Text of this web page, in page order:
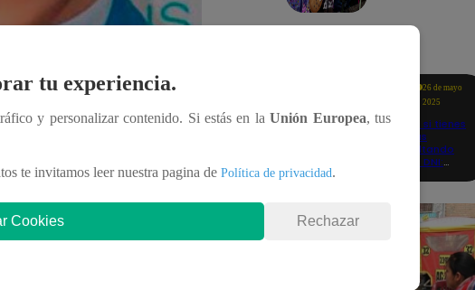
nueva y complicada cirugía.
se sometería a su cirugía
26 de mayo
2025
Revisa si tienes
deudas
consultando
con tu DNI:
tu experiencia.
y personalizar contenido. Si estás en laUnión Europea, tus
te invitamos leer nuestra pagina de Política de privacidad.
Cookies Rechazar